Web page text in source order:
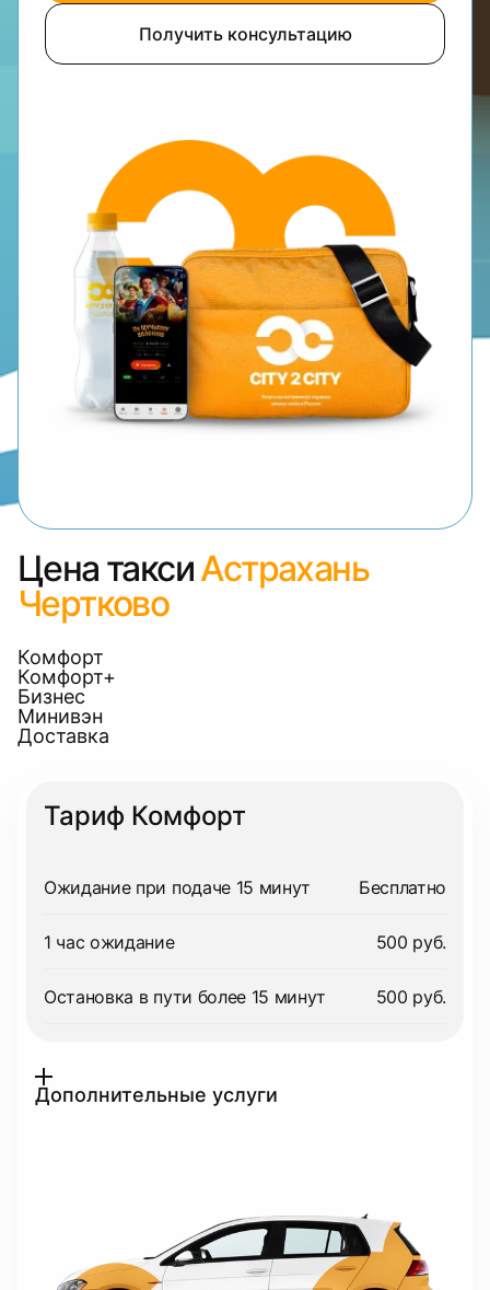
Получить консультацию
Цена таксиАстрахань
Чертково
Комфорт
Комфорт+
Бизнес
Минивэн
Доставка
Тариф Комфорт
Ожидание при подаче 15 минут Бесплатно
1 час ожидание 500 руб.
Остановка в пути более 15 минут 500 руб.
Дополнительные услуги